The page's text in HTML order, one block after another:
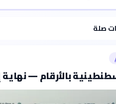
صلة
بالأرقام — نهاية